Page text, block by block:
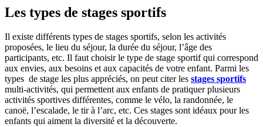
Les types de stages sportifs
Il existe différents types de stages sportifs, selon les activités
proposées, le lieu du séjour, la durée du séjour, l’âge des
participants, etc. Il faut choisir le type de stage sportif qui correspond
aux envies, aux besoins et aux capacités de votre enfant. Parmi les
types de stage les plus appréciés, on peut citer les stages sportifs
multi-activités, qui permettent aux enfants de pratiquer plusieurs
activités sportives différentes, comme le vélo, la randonnée, le
canoë, l’escalade, le tir à l’arc, etc. Ces stages sont idéaux pour les
enfants qui aiment la diversité et la découverte.